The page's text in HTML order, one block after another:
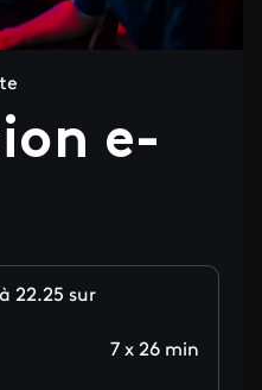
e-
22.25 sur
7 x 26 min